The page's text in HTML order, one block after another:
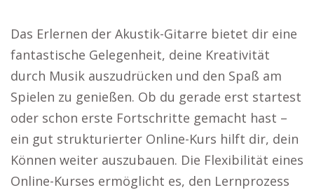
Das Erlernen der Akustik-Gitarre bietet dir eine
fantastische Gelegenheit, deine Kreativität
durch Musik auszudrücken und den Spaß am
Spielen zu genießen. Ob du gerade erst startest
oder schon erste Fortschritte gemacht hast –
ein gut strukturierter Online-Kurs hilft dir, dein
Können weiter auszubauen. Die Flexibilität eines
Online-Kurses ermöglicht es, den Lernprozess